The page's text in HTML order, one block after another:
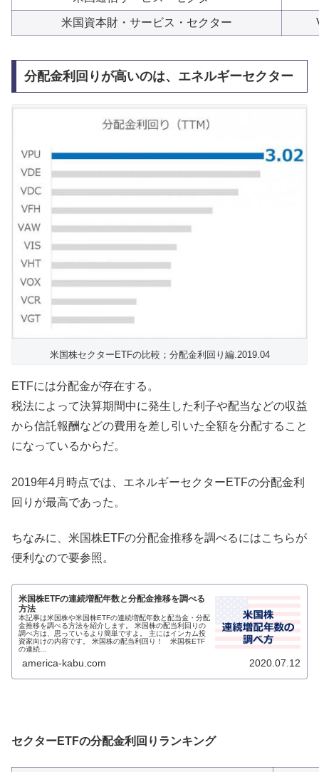
米国資本財・サービス・セクター
分配金利回りが高いのは、エネルギーセクター
米国株セクターETFの比較；分配金利回り編.2019.04
ETFには分配金が存在する。
税法によって決算期間中に発生した利子や配当などの収益
から信託報酬などの費用を差し引いた全額を分配すること
になっているからだ。
2019年4月時点では、エネルギーセクターETFの分配金利
回りが最高であった。
ちなみに、米国株ETFの分配金推移を調べるにはこちらが
便利なので要参照。
米国株ETFの連続増配年数と分配金推移を調べる
方法
本記事は米国株や米国株ETFの連続増配年数と配当金・分配
金推移を調べる方法を紹介します。 米国株の配当利回りの
調べ方は、思っているより簡単ですよ。 主にはインカム投
資家向けの内容です。 米国株の配当利回り！ 米国株ETF
の連続...
america-kabu.com 2020.07.12
セクターETFの分配金利回りランキング